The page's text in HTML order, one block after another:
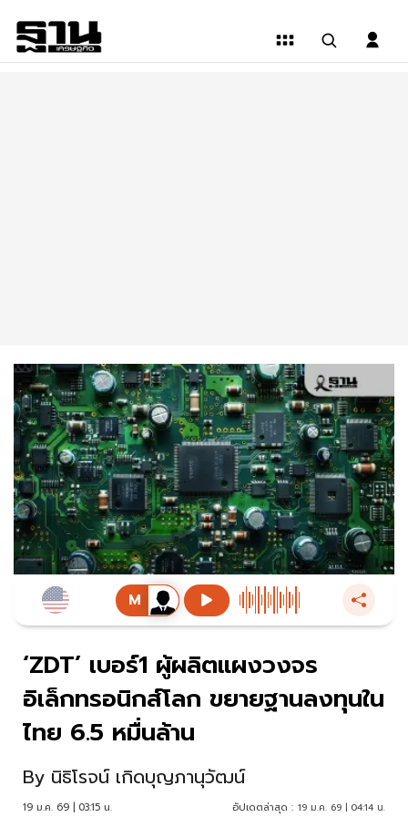
‘ZDT’ เบอร์1 ผู้ผลิตแผงวงจร
อิเล็กทรอนิกส์โลก ขยายฐานลงทุนใน
ไทย 6.5 หมื่นล้าน
By นิธิโรจน์ เกิดบุญภานุวัฒน์
19 ม.ค. 69 | 03:15 น. อัปเดตล่าสุด : 19 ม.ค. 69 | 04:14 น.